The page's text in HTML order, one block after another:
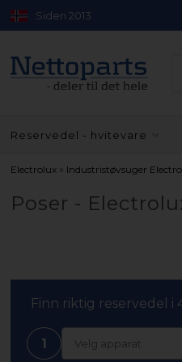
Siden 2013
Reservedel - hvitevare
Electrolux » Industristøvsuger
Poser -
Finn riktig reservedel i
1 Velg apparat